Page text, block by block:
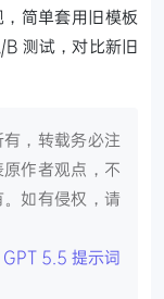
简单套用旧模板
测试，对比新旧
，转载务必注
作者观点，不
如有侵权，请
5.5 提示词